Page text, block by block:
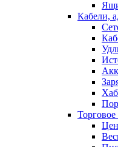
Кабели,